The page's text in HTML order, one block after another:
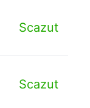
Scazut
Scazut